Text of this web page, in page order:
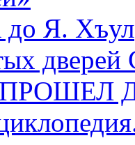
до Я. Хъул